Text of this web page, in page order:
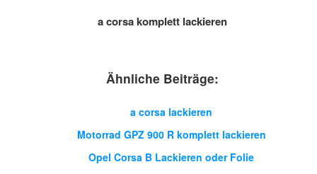
a corsa komplett lackieren
Ähnliche Beiträge:
a corsa lackieren
Motorrad GPZ 900 R komplett lackieren
Opel Corsa B Lackieren oder Folie